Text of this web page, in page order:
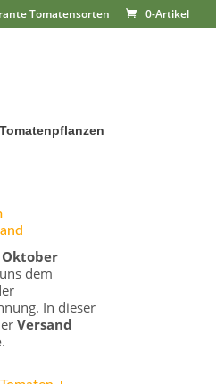
Tomatensorten 0-Artikel
Tomatenpflanzen
dem
In dieser
Versand
.